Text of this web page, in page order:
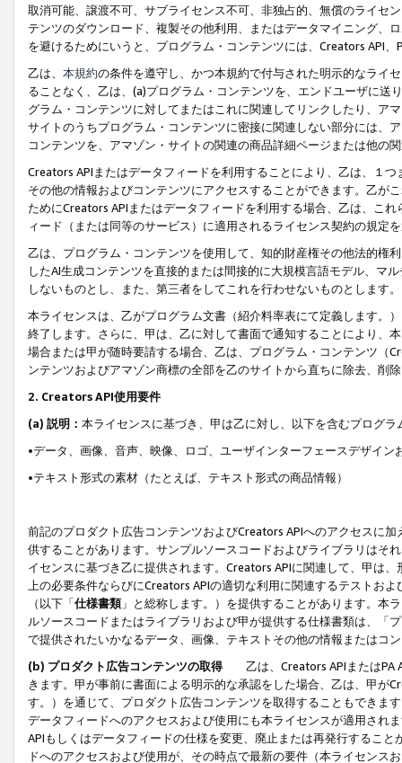
取消可能、譲渡不可、サブライセンス不可、非独占的、無償のライセ
テンツのダウンロード、複製その他利用、またはデータマイニング、
を避けるためにいうと、プログラム・コンテンツには、Creators API
乙は、 本規約の条件を遵守し、かつ本規約で付与された明示的なライ
ることなく、乙は、(a)プログラム・コンテンツを、エンドユーザに
グラム・コンテンツに対してまたはこれに関連してリンクしたり、ア
サイトのうちプログラム・コンテンツに密接に関連しない部分には、
コンテンツを、アマゾン・サイトの関連の商品詳細ページまたは他の
Creators APIまたはデータフィードを利用することにより、乙は、１
その他の情報およびコンテンツにアクセスすることができます。乙が
ためにCreators APIまたはデータフィードを利用する場合、乙は、こ
ィード（または同等のサービス）に適用されるライセンス契約の規定
乙は、プログラム・コンテンツを使用して、知的財産権その他法的権
したAI生成コンテンツを直接的または間接的に大規模言語モデル、マ
しないものとし、また、第三者をしてこれを行わせないものとします。
本ライセンスは、乙がプログラム文書（紹介料率表にて定義します。
終了します。さらに、甲は、乙に対して書面で通知することにより、
場合または甲が随時要請する場合、乙は、プログラム・コンテンツ（
ンテンツおよびアマゾン商標の全部を乙のサイトから直ちに除去、削
2. Creators API使用要件
(a) 説明： 本ライセンスに基づき、甲は乙に対し、以下を含むプログ
•データ、画像、音声、映像、ロゴ、ユーザインターフェースデザイ
•テキスト形式の素材（たとえば、テキスト形式の商品情報）
前記のプロダクト広告コンテンツおよびCreators APIへのアクセスに
供することがあります。サンプルソースコードおよびライブラリはそ
イセンスに基づき乙に提供されます。Creators APIに関連して、甲は
上の必要条件ならびにCreators APIの適切な利用に関連するテストお
（以下「仕様書類」と総称します。）を提供することがあります。本
ルソースコードまたはライブラリおよび甲が提供する仕様書類は、「
で提供されたいかなるデータ、画像、テキストその他の情報またはコ
(b) プロダクト広告コンテンツの取得
乙は、Creators APIまたはPA
きます。甲が事前に書面による明示的な承認をした場合、乙は、甲が
す。）を通じて、プロダクト広告コンテンツを取得することもできま
データフィードへのアクセスおよび使用にも本ライセンスが適用され
APIもしくはデータフィードの仕様を変更、廃止または再発行するこ
ドへのアクセスおよび使用が、その時点で最新の要件（本ライセン